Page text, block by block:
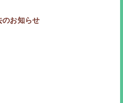
のお知らせ